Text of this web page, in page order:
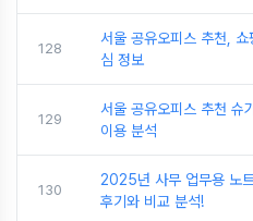
128
서울 공유오피스 추천,
심 정보
129
서울 공유오피스 추천 슈
이용 분석
130
2025년 사무 업무용 노
후기와 비교 분석!